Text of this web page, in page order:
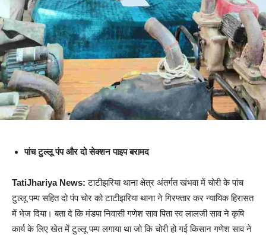
पांच टुल्लू पंप और दो सेक्शन पाइप बरामद
TatiJhariya News: टाटीझरिया थाना क्षेत्र अंतर्गत खंभवा में चोरी के पांच
टुल्लू पम्प सहित दो पंप चोर को टाटीझरिया थाना ने गिरफ्तार कर न्यायिक हिरासत
में भेज दिया। बता दे कि मंडपा निवासी गणेश साव पिता स्व लालजी साव ने कृषि
कार्य के लिए खेत में टुल्लू पम्प लगाया था जो कि चोरी हो गई किसान गणेश साव ने